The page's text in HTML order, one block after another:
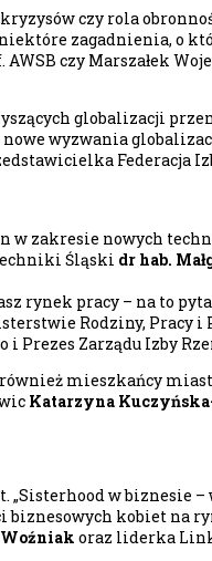
czy rola
zagadnienia, o
AWSB czy Marszałek
globalizacji
wyzwania
Federacja
zakresie nowych
Śląski dr hab.
rynek pracy – na to
Rodziny, Pracy i
i Prezes Zarządu Izby
mieszkańcy
Katarzyna
w biznesie –
kobiet na
oraz liderka